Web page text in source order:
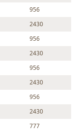
956
2430
956
2430
956
2430
956
2430
777